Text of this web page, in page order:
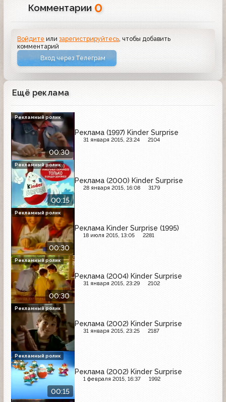
Комментарии 0
Войдите илизарегистрируйтесь, чтобы добавить
комментарий
Вход через Телеграм
Ещё реклама
00:30
Реклама (1997) Kinder Surprise
31 января 2015, 23:24 2104
Рекламный ролик
00:15
Реклама (2000) Kinder Surprise
28 января 2015, 16:08 3179
Рекламный ролик
00:30
Реклама Kinder Surprise (1995)
18 июля 2015, 13:05 2281
Рекламный ролик
00:30
Реклама (2004) Kinder Surprise
31 января 2015, 23:29 2102
Рекламный ролик
Реклама (2002) Kinder Surprise
31 января 2015, 23:25 2187
Рекламный ролик
00:15
Реклама (2002) Kinder Surprise
1 февраля 2015, 16:37 1992
Рекламный ролик